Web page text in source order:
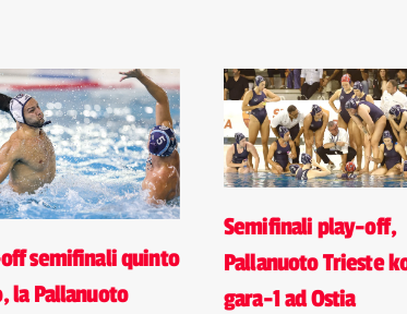
semifinali quinto
la Pallanuoto
Semifinali play-off,
Pallanuoto Trieste
gara-1 ad Ostia